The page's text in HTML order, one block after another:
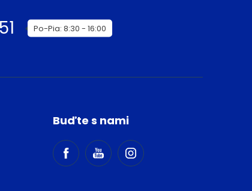
Po-Pia: 8:30 - 16:00
Buďte s nami